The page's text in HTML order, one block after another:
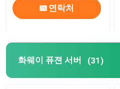
섬유 채널 스위치
연락처
화웨이 퓨젼 서버 (31)